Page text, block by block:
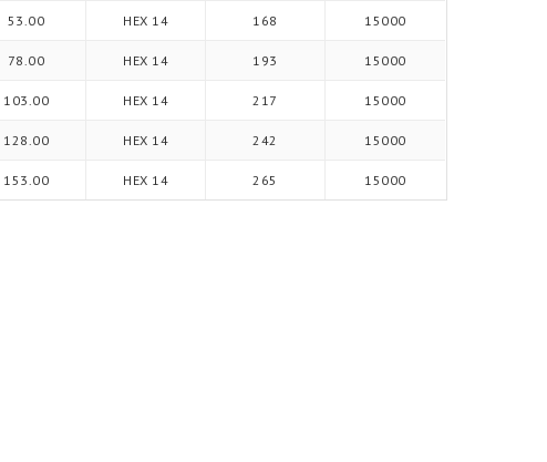
53.00 HEX 14 168 15000
78.00 HEX 14 193 15000
103.00 HEX 14 217 15000
128.00 HEX 14 242 15000
153.00 HEX 14 265 15000